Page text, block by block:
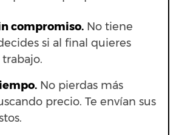
compromiso. No tiene
si al final quieres
iempo. No pierdas más
precio. Te envían sus